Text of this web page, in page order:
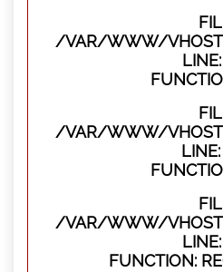
/VAR/WWW/
/VAR/WWW/
/VAR/WWW/
FUNCTION: